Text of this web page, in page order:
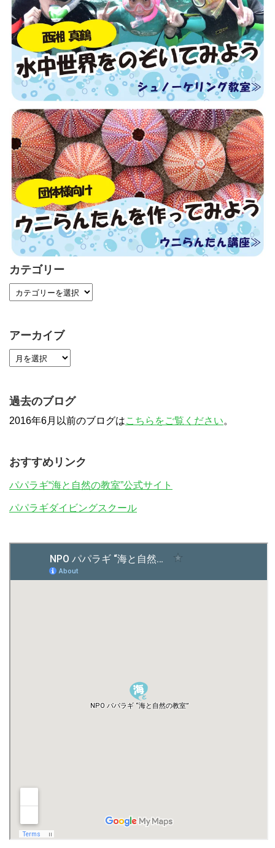
カテゴリー
アーカイブ
過去のブログ
2016年6月以前のブログはこちらをご覧ください。
おすすめリンク
パパラギ“海と自然の教室”公式サイト
パパラギダイビングスクール